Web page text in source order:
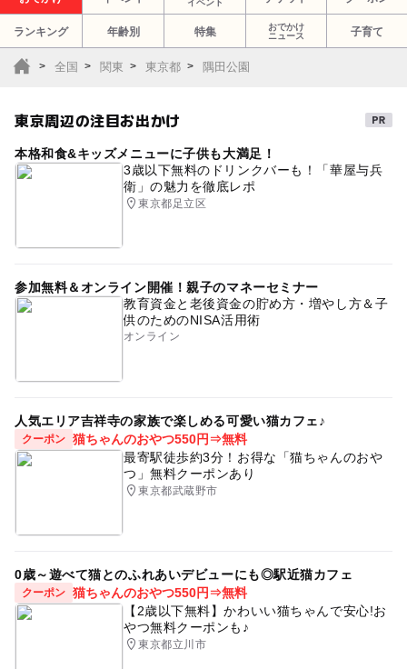
イベント
ランキング 年齢別 特集
おでかけ
ニュース
子育て
全国 関東 東京都 隅田公園
東京周辺の注目お出かけ
本格和食&キッズメニューに子供も大満足！
3歳以下無料のドリンクバーも！「華屋与兵
衛」の魅力を徹底レポ
東京都足立区
参加無料＆オンライン開催！親子のマネーセミナー
教育資金と老後資金の貯め方・増やし方＆子
供のためのNISA活用術
オンライン
人気エリア吉祥寺の家族で楽しめる可愛い猫カフェ♪
クーポン 猫ちゃんのおやつ550円⇒無料
最寄駅徒歩約3分！お得な「猫ちゃんのおや
つ」無料クーポンあり
東京都武蔵野市
0歳～遊べて猫とのふれあいデビューにも◎駅近猫カフェ
クーポン 猫ちゃんのおやつ550円⇒無料
【2歳以下無料】かわいい猫ちゃんで安心!お
やつ無料クーポンも♪
東京都立川市